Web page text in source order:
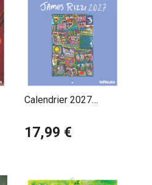
Calendrier 2027
17,99 €